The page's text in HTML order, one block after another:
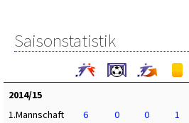
Saisonstatistik
2014/15
1.Mannschaft
6 0 0 1